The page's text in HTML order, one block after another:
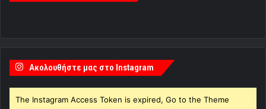
Ακολουθήστε μας στο Instagram
The Instagram Access Token is expired, Go to the Theme